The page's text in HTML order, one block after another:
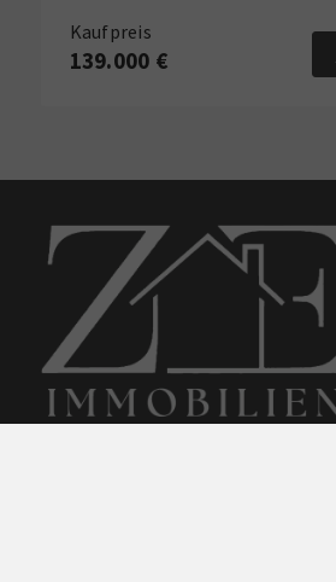
Kaufpreis
139.000 €
ZuhausE Immo GmbH